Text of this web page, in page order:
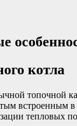
котла
топочной
встроенным в
тепловых